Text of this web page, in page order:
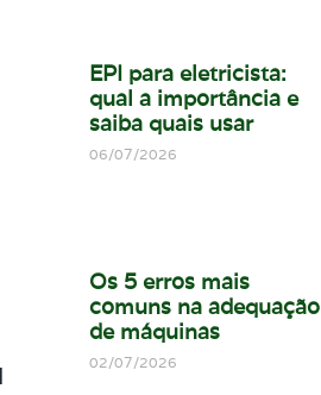
EPI para eletricista:
qual a importância e
saiba quais usar
06/07/2026
Os 5 erros mais
comuns na adequação
de máquinas
02/07/2026